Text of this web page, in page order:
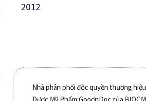
2012
Nhà phân phối độc quyền thương hiệu